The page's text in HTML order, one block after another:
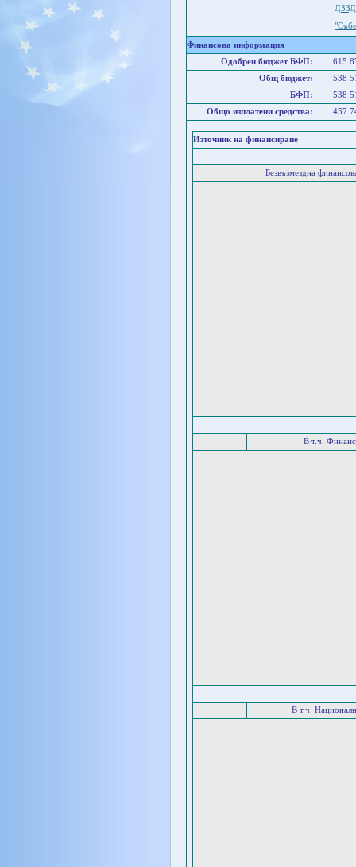
Финансова информация
Одобрен бюджет БФП:
615
Общ бюджет:
538
БФП:
538
Общо изплатени средства:
457
Източник на финансиране
Безвъзмездна
В т.ч.
В т.ч.